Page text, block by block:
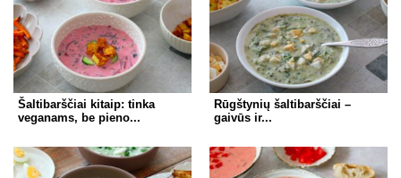
Šaltibarščiai kitaip: tinka
veganams, be pieno...
Rūgštynių šaltibarščiai –
gaivūs ir...